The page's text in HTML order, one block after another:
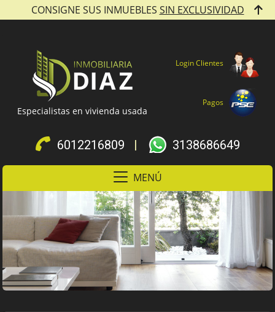
Login Clientes
Pagos
Especialistas en vivienda usada
6012216809 | 3138686649
MENÚ
CONSIGNE SUS INMUEBLES SIN EXCLUSIVIDAD